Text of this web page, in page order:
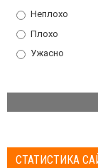
Неплохо
Плохо
Ужасно
СТАТИСТИКА